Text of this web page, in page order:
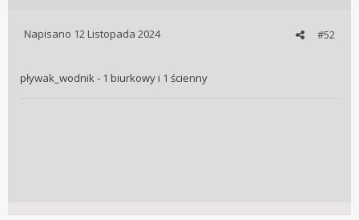
#52
Napisano 12 Listopada 2024
pływak_wodnik - 1 biurkowy i 1 ścienny